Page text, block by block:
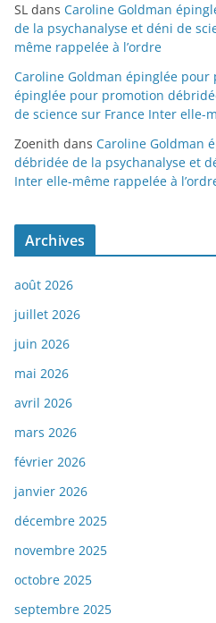
SL dans Caroline Goldman
de la psychanalyse et déni de
même rappelée à l’ordre
Caroline Goldman épinglée pour
épinglée pour promotion
de science sur France Inter elle-
Zoenith dans Caroline Goldman
débridée de la psychanalyse et
Inter elle-même rappelée à
Archives
août 2026
juillet 2026
juin 2026
mai 2026
avril 2026
mars 2026
février 2026
janvier 2026
décembre 2025
novembre 2025
octobre 2025
septembre 2025